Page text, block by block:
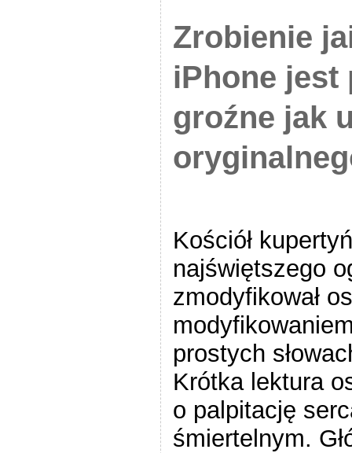
Zrobienie
iPhone jest
groźne jak
Kościół
najświętszego
zmodyfikował
prostych
Krótka lektura
o palpitację
śmiertelnym.